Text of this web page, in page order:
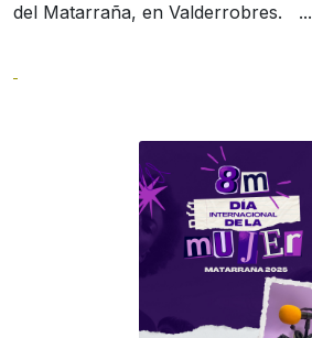
del Matarraña, en Valderrobres. ...